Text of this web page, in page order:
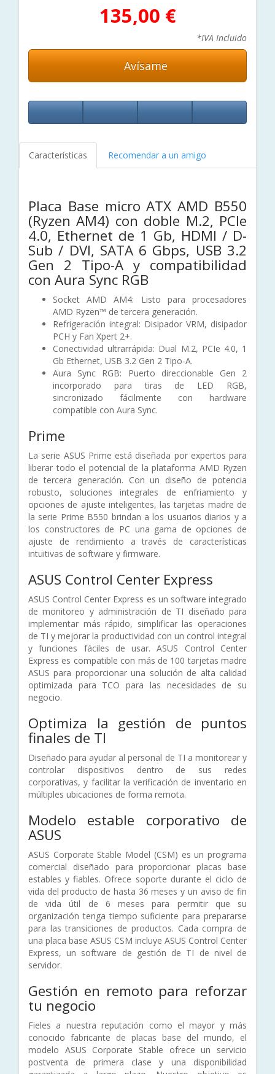
135,00 €
*IVA Incluido
Avísame
Características Recomendar a un amigo
Placa Base micro ATX AMD B550
(Ryzen AM4) con doble M.2, PCIe
4.0, Ethernet de 1 Gb, HDMI / D-
Sub / DVI, SATA 6 Gbps, USB 3.2
Gen 2 Tipo-A y compatibilidad
con Aura Sync RGB
Socket AMD AM4: Listo para procesadores
AMD Ryzen™ de tercera generación.
Refrigeración integral: Disipador VRM, disipador
PCH y Fan Xpert 2+.
Conectividad ultrarrápida: Dual M.2, PCIe 4.0, 1
Gb Ethernet, USB 3.2 Gen 2 Tipo-A.
Aura Sync RGB: Puerto direccionable Gen 2
incorporado para tiras de LED RGB,
sincronizado fácilmente con hardware
compatible con Aura Sync.
Prime
La serie ASUS Prime está diseñada por expertos para
liberar todo el potencial de la plataforma AMD Ryzen
de tercera generación. Con un diseño de potencia
robusto, soluciones integrales de enfriamiento y
opciones de ajuste inteligentes, las tarjetas madre de
la serie Prime B550 brindan a los usuarios diarios y a
los constructores de PC una gama de opciones de
ajuste de rendimiento a través de características
intuitivas de software y firmware.
ASUS Control Center Express
ASUS Control Center Express es un software integrado
de monitoreo y administración de TI diseñado para
implementar más rápido, simplificar las operaciones
de TI y mejorar la productividad con un control integral
y funciones fáciles de usar. ASUS Control Center
Express es compatible con más de 100 tarjetas madre
ASUS para proporcionar una solución de alta calidad
optimizada para TCO para las necesidades de su
negocio.
Optimiza la gestión de puntos
finales de TI
Diseñado para ayudar al personal de TI a monitorear y
controlar dispositivos dentro de sus redes
corporativas, y facilitar la verificación de inventario en
múltiples ubicaciones de forma remota.
Modelo estable corporativo de
ASUS
ASUS Corporate Stable Model (CSM) es un programa
comercial diseñado para proporcionar placas base
estables y fiables. Ofrece soporte durante el ciclo de
vida del producto de hasta 36 meses y un aviso de fin
de vida útil de 6 meses para permitir que su
organización tenga tiempo suficiente para prepararse
para las transiciones de productos. Cada compra de
una placa base ASUS CSM incluye ASUS Control Center
Express, un software de gestión de TI de nivel de
servidor.
Gestión en remoto para reforzar
tu negocio
Fieles a nuestra reputación como el mayor y más
conocido fabricante de placas base del mundo, el
modelo ASUS Corporate Stable ofrece un servicio
postventa de primera clase y una disponibilidad